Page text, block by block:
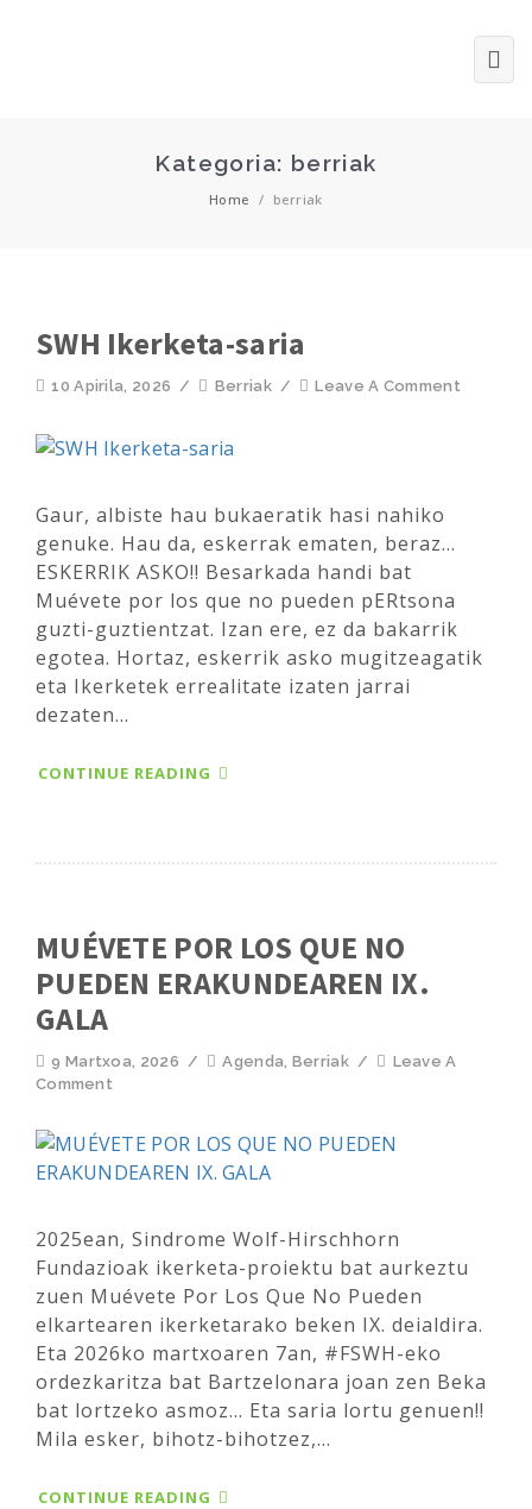
Kategoria: berriak
Home / berriak
SWH Ikerketa-saria
10 Apirila, 2026 / Berriak / Leave A Comment
Gaur, albiste hau bukaeratik hasi nahiko
genuke. Hau da, eskerrak ematen, beraz...
ESKERRIK ASKO!! Besarkada handi bat
Muévete por los que no pueden pERtsona
guzti-guztientzat. Izan ere, ez da bakarrik
egotea. Hortaz, eskerrik asko mugitzeagatik
eta Ikerketek errealitate izaten jarrai
dezaten...
CONTINUE READING
MUÉVETE POR LOS QUE NO
PUEDEN ERAKUNDEAREN IX.
GALA
9 Martxoa, 2026 / Agenda, Berriak /
Leave A
Comment
2025ean, Sindrome Wolf-Hirschhorn
Fundazioak ikerketa-proiektu bat aurkeztu
zuen Muévete Por Los Que No Pueden
elkartearen ikerketarako beken IX. deialdira.
Eta 2026ko martxoaren 7an, #FSWH-eko
ordezkaritza bat Bartzelonara joan zen Beka
bat lortzeko asmoz... Eta saria lortu genuen!!
Mila esker, bihotz-bihotzez,...
CONTINUE READING